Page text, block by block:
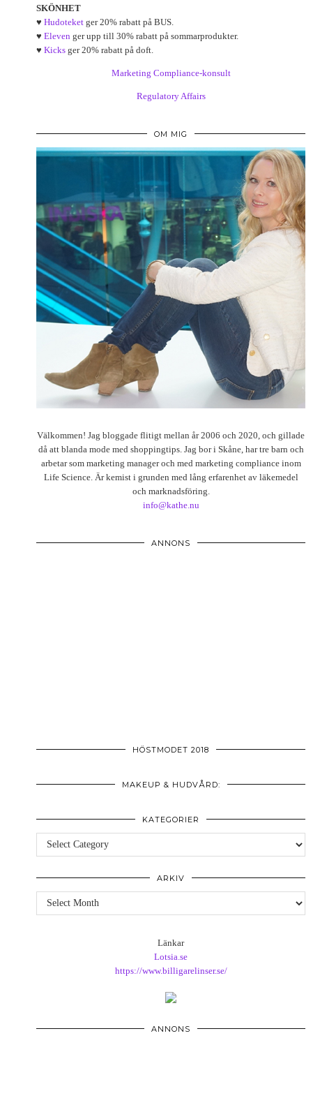
SKÖNHET
♥ Hudoteket ger 20% rabatt på BUS.
♥ Eleven ger upp till 30% rabatt på sommarprodukter.
♥ Kicks ger 20% rabatt på doft.
Marketing Compliance-konsult
Regulatory Affairs
OM MIG
Välkommen! Jag bloggade flitigt mellan år 2006 och 2020, och gillade
då att blanda mode med shoppingtips. Jag bor i Skåne, har tre barn och
arbetar som marketing manager och med marketing compliance inom
Life Science. Är kemist i grunden med lång erfarenhet av läkemedel
och marknadsföring.
info@kathe.nu
ANNONS
HÖSTMODET 2018
MAKEUP & HUDVÅRD:
KATEGORIER
Kategorier
ARKIV
Arkiv
Länkar
Lotsia.se
https://www.billigarelinser.se/
ANNONS